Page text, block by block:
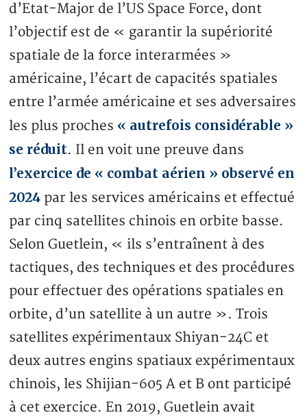
d’Etat-Major de l’US Space Force, dont
l’objectif est de « garantir la supériorité
spatiale de la force interarmées »
américaine, l’écart de capacités spatiales
entre l’armée américaine et ses adversaires
les plus proches « autrefois considérable »
se réduit. Il en voit une preuve dans
l’exercice de « combat aérien » observé en
2024 par les services américains et effectué
par cinq satellites chinois en orbite basse.
Selon Guetlein, « ils s’entraînent à des
tactiques, des techniques et des procédures
pour effectuer des opérations spatiales en
orbite, d’un satellite à un autre ». Trois
satellites expérimentaux Shiyan-24C et
deux autres engins spatiaux expérimentaux
chinois, les Shijian-605 A et B ont participé
à cet exercice. En 2019, Guetlein avait